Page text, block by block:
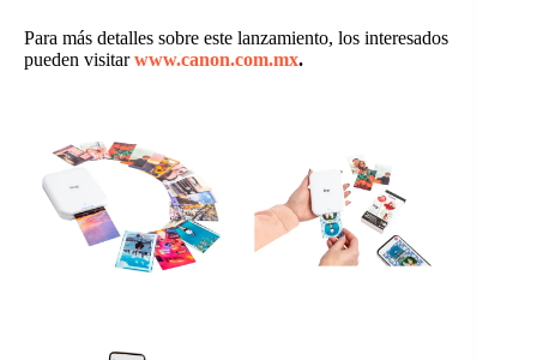
Para más detalles sobre este lanzamiento, los interesados
pueden visitarwww.canon.com.mx.